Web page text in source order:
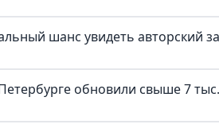
шанс увидеть авторский
обновили свыше 7